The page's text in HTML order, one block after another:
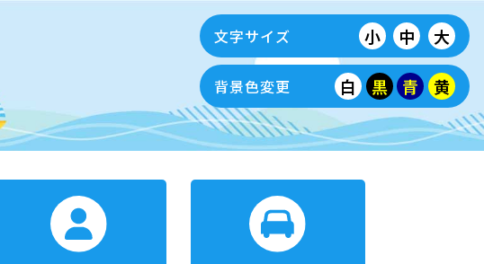
文字サイズ 小 中 大
背景色変更 白 黒 青 黄